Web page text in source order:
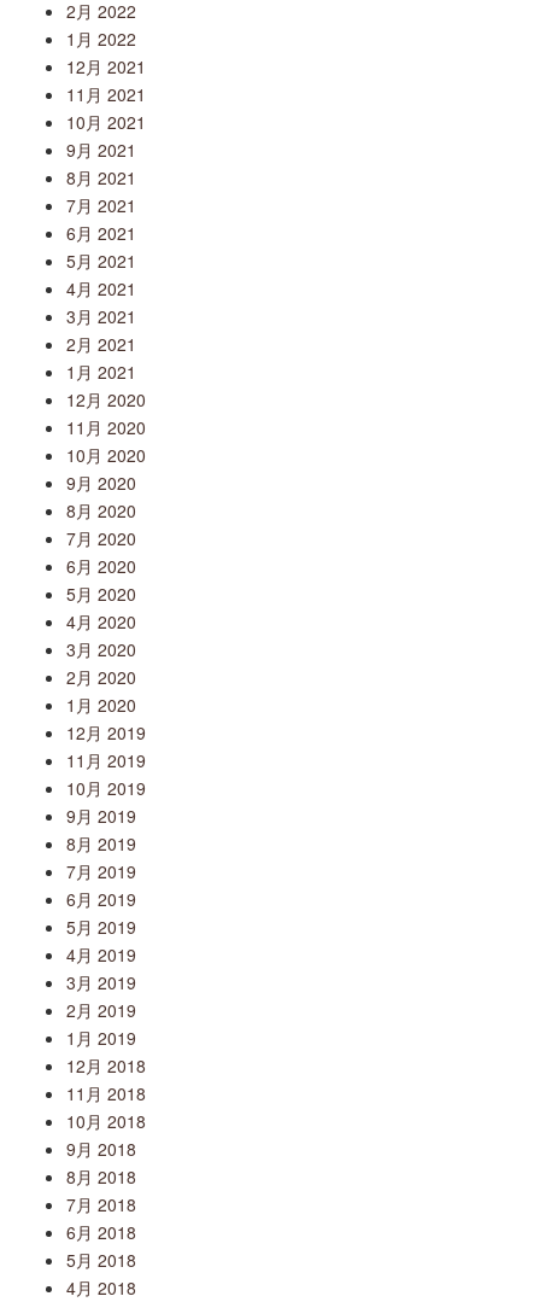
2月 2022
1月 2022
12月 2021
11月 2021
10月 2021
9月 2021
8月 2021
7月 2021
6月 2021
5月 2021
4月 2021
3月 2021
2月 2021
1月 2021
12月 2020
11月 2020
10月 2020
9月 2020
8月 2020
7月 2020
6月 2020
5月 2020
4月 2020
3月 2020
2月 2020
1月 2020
12月 2019
11月 2019
10月 2019
9月 2019
8月 2019
7月 2019
6月 2019
5月 2019
4月 2019
3月 2019
2月 2019
1月 2019
12月 2018
11月 2018
10月 2018
9月 2018
8月 2018
7月 2018
6月 2018
5月 2018
4月 2018